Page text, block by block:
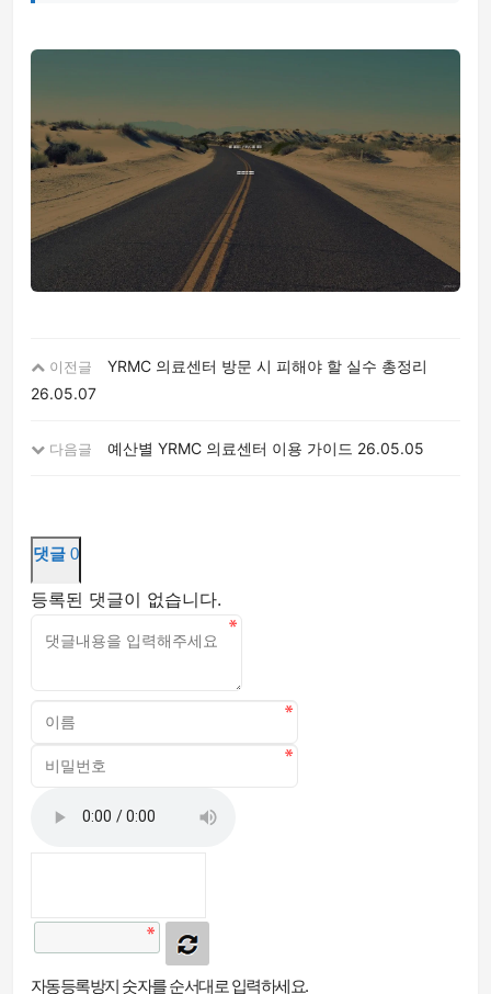
이전글
YRMC 의료센터 방문 시 피해야 할 실수 총정리
26.05.07
다음글 예산별 YRMC 의료센터 이용 가이드 26.05.05
댓글 0
등록된 댓글이 없습니다.
자동등록방지 숫자를 순서대로 입력하세요.